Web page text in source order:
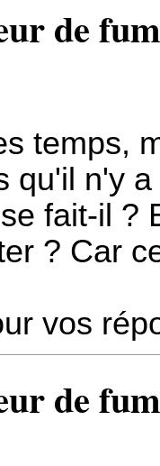
de
temps,
qu'il n'y
fait-il ?
? Car
vos
de